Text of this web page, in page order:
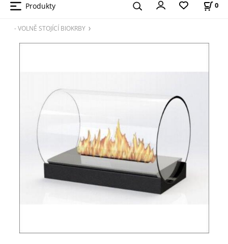
Produkty 0
- VOLNĚ STOJÍCÍ BIOKRBY